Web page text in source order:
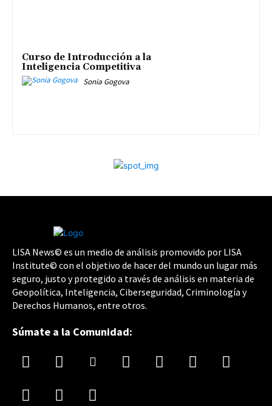
Curso de Introducción a la
Inteligencia Competitiva
Sonia Gogova
LISA News© es un medio de análisis promovido por LISA
Institute© con el objetivo de hacer del mundo un lugar más
seguro, justo y protegido a través de análisis en materia de
Geopolítica, Inteligencia, Ciberseguridad, Criminología y
Derechos Humanos, entre otros.
Súmate a la Comunidad: